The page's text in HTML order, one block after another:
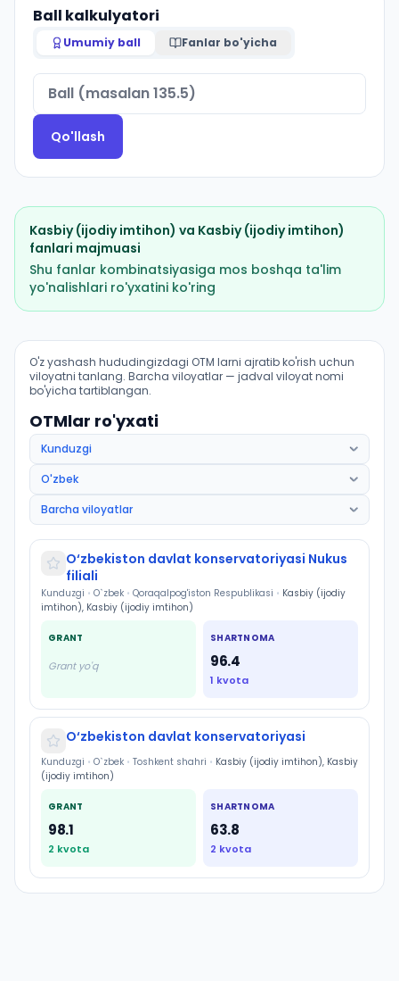
Ball kalkulyatori
Umumiy ball Fanlar bo'yicha
Qo'llash
Kasbiy (ijodiy imtihon) va Kasbiy (ijodiy imtihon)
fanlari majmuasi
Shu fanlar kombinatsiyasiga mos boshqa ta'lim
yo'nalishlari ro'yxatini ko'ring
Cholgʻu ijrochiligi: puflama va zarbli cholgʻular
O'z yashash hududingizdagi OTM larni ajratib ko'rish uchun
viloyatni tanlang. Barcha viloyatlar — jadval viloyat nomi
bo'yicha tartiblangan.
OTMlar ro'yxati
O‘zbekiston davlat konservatoriyasi Nukus
filiali
Kunduzgi • O`zbek • Qoraqalpog'iston Respublikasi • Kasbiy (ijodiy
imtihon), Kasbiy (ijodiy imtihon)
GRANT
Grant yo'q
SHARTNOMA
96.4
1 kvota
O‘zbekiston davlat konservatoriyasi
Kunduzgi • O`zbek • Toshkent shahri • Kasbiy (ijodiy imtihon), Kasbiy
(ijodiy imtihon)
GRANT
98.1
2 kvota
SHARTNOMA
63.8
2 kvota